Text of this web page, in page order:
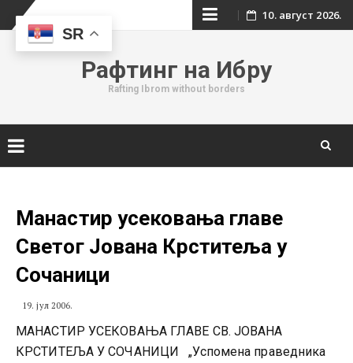
Skip
content
10. август 2026.
Рафтинг на Ибру
Rafting Ibrom without borders
contentМанастир усековања главе
Светог Јована Крститеља у
Сочаници
19. јул 2006.
МАНАСТИР УСЕКОВАЊА ГЛАВЕ СВ. ЈОВАНА
КРСТИТЕЉА У СОЧАНИЦИ „Успомена праведника
SR